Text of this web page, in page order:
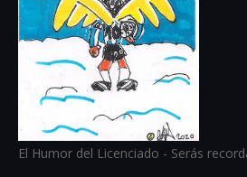
El Humor del Licenciado - Serás